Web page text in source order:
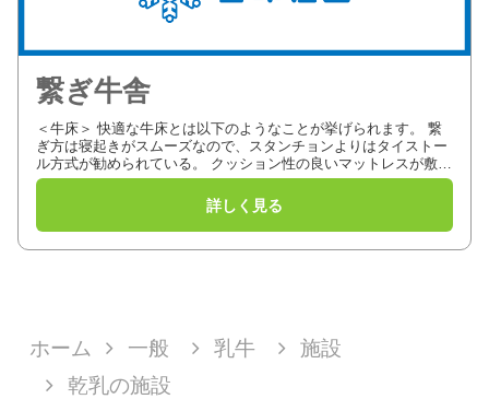
繋ぎ牛舎
＜牛床＞ 快適な牛床とは以下のようなことが挙げられます。 繋
ぎ方は寝起きがスムーズなので、スタンチョンよりはタイストー
ル方式が勧められている。 クッション性の良いマットレスが敷か
れている。 十分な長さの牛床がある。 寝床が汚れておらず、乾
ホーム 一般 乳牛
施設
乾乳の施設